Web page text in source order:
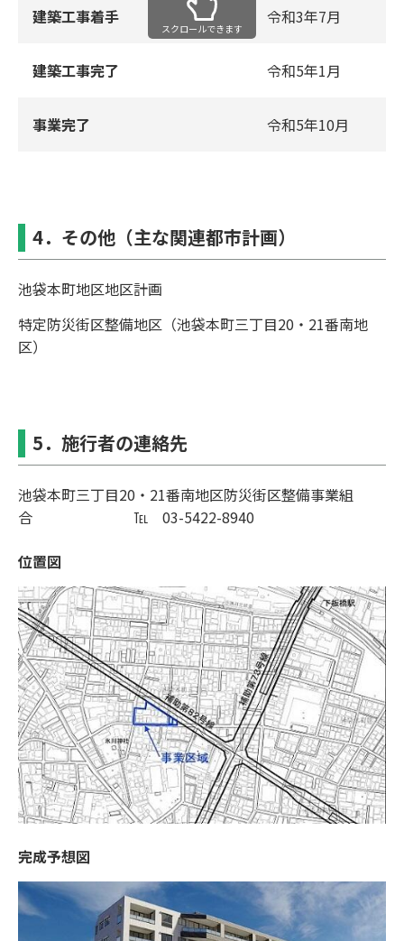
建築⼯事着⼿ 令和3年7⽉
建築⼯事完了 令和5年1⽉
事業完了 令和5年10月
スクロールできます
4．その他（主な関連都市計画）
池袋本町地区地区計画
特定防災街区整備地区（池袋本町三丁⽬20・21番南地
区）
5．施⾏者の連絡先
池袋本町三丁⽬20・21番南地区防災街区整備事業組
合 ℡ 03-5422-8940
位置図
完成予想図